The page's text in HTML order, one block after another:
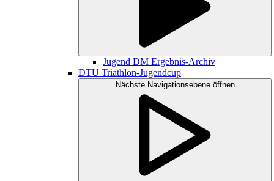
Jugend DM Ergebnis-Archiv
DTU Triathlon-Jugendcup
Nächste Navigationsebene öffnen